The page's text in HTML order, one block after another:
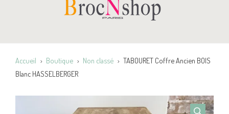
Accueil Boutique Non classé
TABOURET Coffre Ancien BOIS
Blanc HASSELBERGER